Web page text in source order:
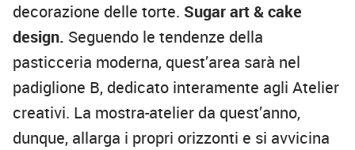
decorazione delle torte. Sugar art & cake
design. Seguendo le tendenze della
pasticceria moderna, quest’area sarà nel
padiglione B, dedicato interamente agli Atelier
creativi. La mostra-atelier da quest’anno,
dunque, allarga i propri orizzonti e si avvicina